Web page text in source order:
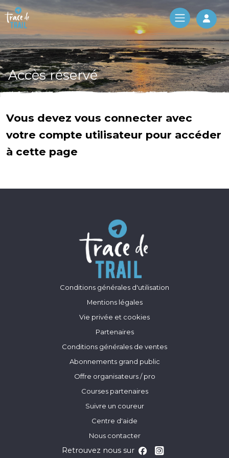
Log
Accès réservé
Vous devez vous connecter avec
votre compte utilisateur pour accéder
à cette page
Conditions générales d'utilisation
Mentions légales
Vie privée et cookies
Partenaires
Conditions générales de ventes
Abonnements grand public
Offre organisateurs / pro
Courses partenaires
Suivre un coureur
Centre d'aide
Nous contacter
Retrouvez nous sur